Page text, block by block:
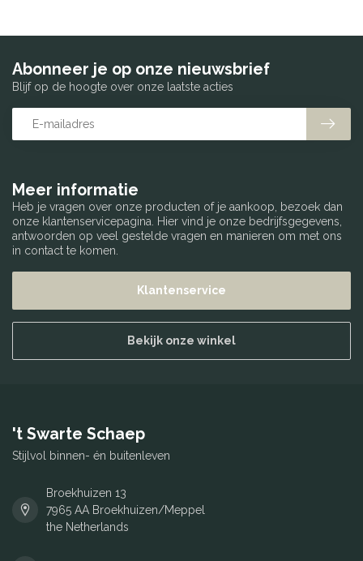
Meer informatie
Heb je vragen over onze producten of je aankoop, bezoek dan
onze klantenservicepagina. Hier vind je onze bedrijfsgegevens,
antwoorden op veel gestelde vragen en manieren om met ons
in contact te komen.
Klantenservice
Bekijk onze winkel
Abonneer je op onze nieuwsbrief
Blijf op de hoogte over onze laatste acties
't Swarte Schaep
Stijlvol binnen- én buitenleven
Broekhuizen 13
7965 AA Broekhuizen/Meppel
the Netherlands